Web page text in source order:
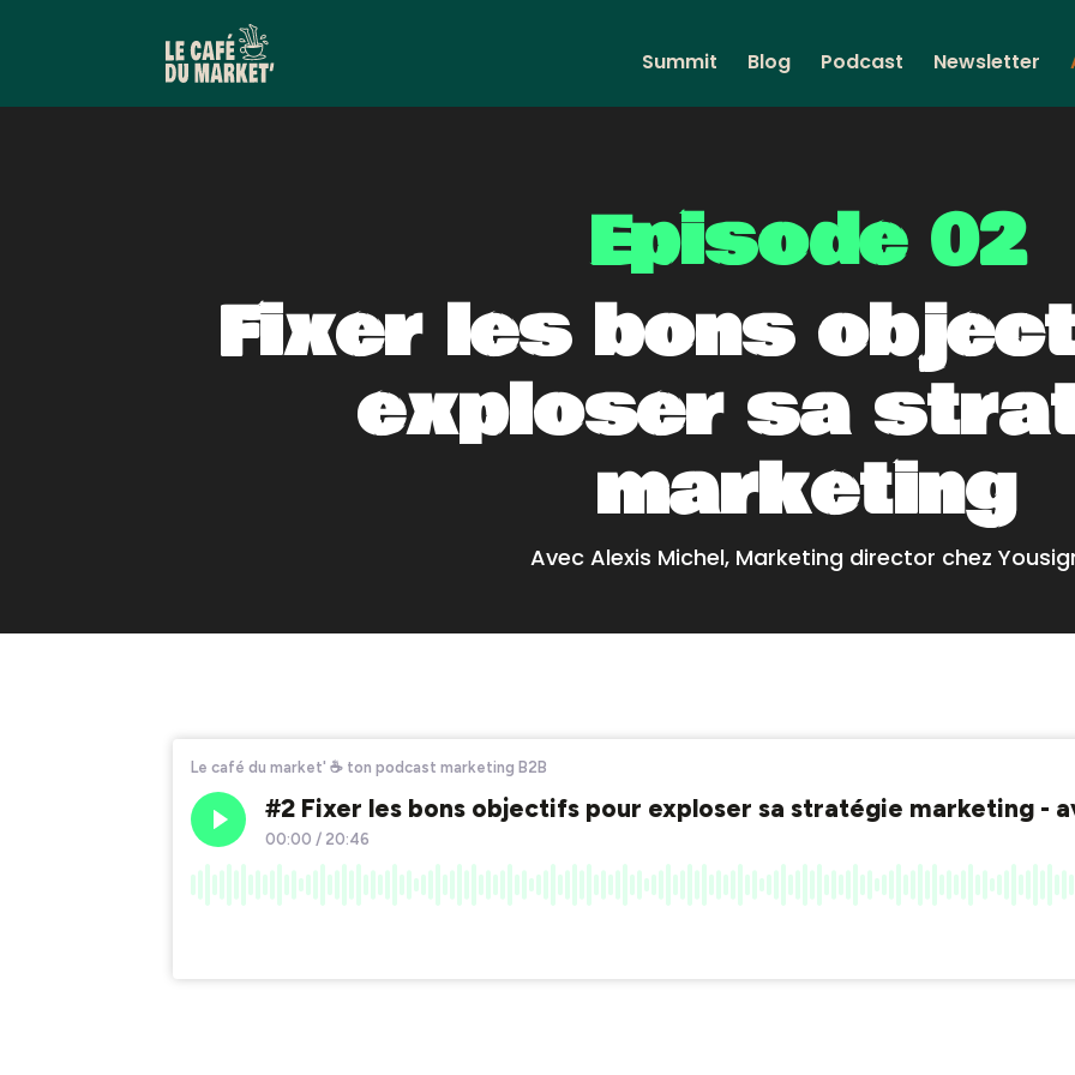
Summit Blog Podcast Newsletter
Episode 02
Fixer les bons
exploser sa
marketing
Avec Alexis Michel, Marketing director chez